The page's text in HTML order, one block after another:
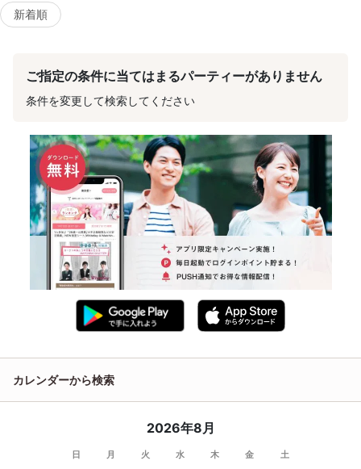
新着順
ご指定の条件に当てはまるパーティーがありません
条件を変更して検索してください
カレンダーから検索
2026年8月
日 月 火 水 木 金 土